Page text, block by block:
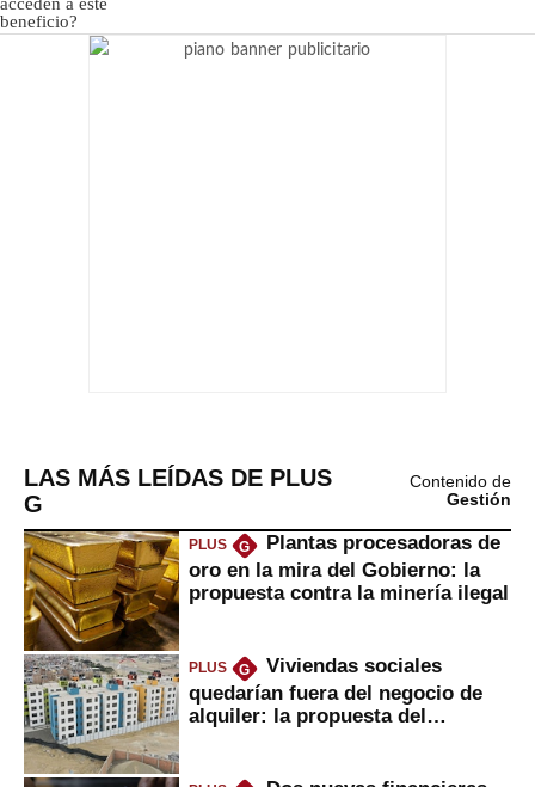
LAS MÁS LEÍDAS DE PLUS
G
Contenido de
Gestión
PLUS G
Plantas procesadoras de
oro en la mira del Gobierno: la
propuesta contra la minería ilegal
PLUS G
Viviendas sociales
quedarían fuera del negocio de
alquiler: la propuesta del